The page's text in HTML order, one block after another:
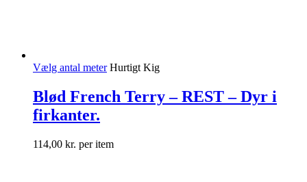
Vælg antal meter Hurtigt Kig
Blød French Terry – REST – Dyr i
firkanter.
114,00 kr. per item